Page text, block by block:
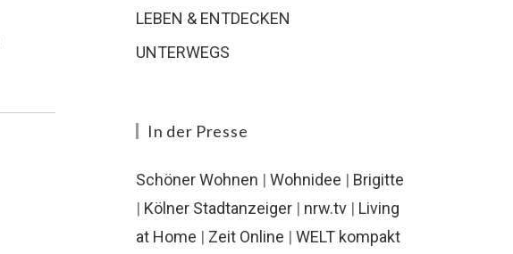
LEBEN & ENTDECKEN
UNTERWEGS
In der Presse
Schöner Wohnen | Wohnidee | Brigitte
| Kölner Stadtanzeiger | nrw.tv | Living
at Home | Zeit Online | WELT kompakt